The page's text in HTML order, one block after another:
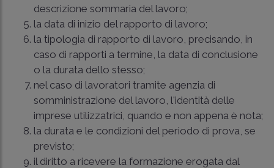
descrizione sommaria del lavoro;
la data di inizio del rapporto di lavoro;
la tipologia di rapporto di lavoro, precisando, in
caso di rapporti a termine, la data di conclusione
o la durata dello stesso;
nel caso di lavoratori tramite agenzia di
somministrazione del lavoro, l'identità delle
imprese utilizzatrici, quando e non appena è nota;
la durata e le condizioni del periodo di prova, se
previsto;
il diritto a ricevere la formazione erogata dal